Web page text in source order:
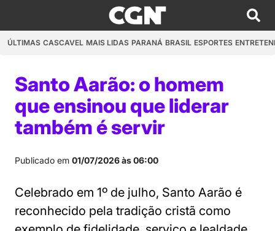
ÚLTIMAS CASCAVEL MAIS LIDAS PARANÁ BRASIL ESPORTES
Santo Aarão: o homem
que ensinou que liderar
também é servir
Publicado em 01/07/2026 às 06:00
Celebrado em 1º de julho, Santo Aarão é
reconhecido pela tradição cristã como